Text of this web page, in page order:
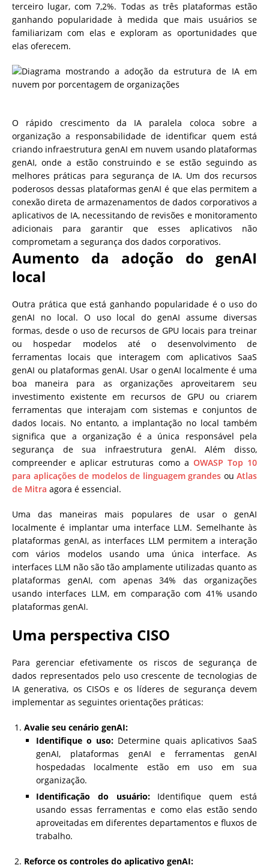
terceiro lugar, com 7,2%. Todas as três plataformas estão
ganhando popularidade à medida que mais usuários se
familiarizam com elas e exploram as oportunidades que
elas oferecem.
O rápido crescimento da IA paralela coloca sobre a
organização a responsabilidade de identificar quem está
criando infraestrutura genAI em nuvem usando plataformas
genAI, onde a estão construindo e se estão seguindo as
melhores práticas para segurança de IA. Um dos recursos
poderosos dessas plataformas genAI é que elas permitem a
conexão direta de armazenamentos de dados corporativos a
aplicativos de IA, necessitando de revisões e monitoramento
adicionais para garantir que esses aplicativos não
comprometam a segurança dos dados corporativos.
Aumento da adoção do genAI
local
Outra prática que está ganhando popularidade é o uso do
genAI no local. O uso local do genAI assume diversas
formas, desde o uso de recursos de GPU locais para treinar
ou hospedar modelos até o desenvolvimento de
ferramentas locais que interagem com aplicativos SaaS
genAI ou plataformas genAI. Usar o genAI localmente é uma
boa maneira para as organizações aproveitarem seu
investimento existente em recursos de GPU ou criarem
ferramentas que interajam com sistemas e conjuntos de
dados locais. No entanto, a implantação no local também
significa que a organização é a única responsável pela
segurança de sua infraestrutura genAI. Além disso,
compreender e aplicar estruturas como a OWASP Top 10
para aplicações de modelos de linguagem grandes ou Atlas
de Mitra agora é essencial.
Uma das maneiras mais populares de usar o genAI
localmente é implantar uma interface LLM. Semelhante às
plataformas genAI, as interfaces LLM permitem a interação
com vários modelos usando uma única interface. As
interfaces LLM não são tão amplamente utilizadas quanto as
plataformas genAI, com apenas 34% das organizações
usando interfaces LLM, em comparação com 41% usando
plataformas genAI.
Uma perspectiva CISO
Para gerenciar efetivamente os riscos de segurança de
dados representados pelo uso crescente de tecnologias de
IA generativa, os CISOs e os líderes de segurança devem
implementar as seguintes orientações práticas:
Avalie seu cenário genAI:
Identifique o uso: Determine quais aplicativos SaaS
genAI, plataformas genAI e ferramentas genAI
hospedadas localmente estão em uso em sua
organização.
Identificação do usuário:Identifique quem está
usando essas ferramentas e como elas estão sendo
aproveitadas em diferentes departamentos e fluxos de
trabalho.
Reforce os controles do aplicativo genAI: